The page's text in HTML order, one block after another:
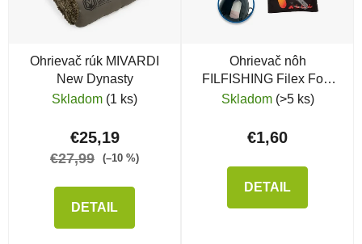
Ohrievač rúk MIVARDI
New Dynasty
Skladom (1 ks)
€25,19
€27,99 (–10 %)
DETAIL
Ohrievač nôh
FILFISHING Filex Foot
Warmers
Skladom (>5 ks)
€1,60
DETAIL